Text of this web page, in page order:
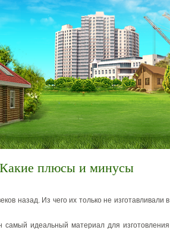
Какие плюсы и минусы
назад. Из чего их только не изготавливали в
самый идеальный материал для изготовления